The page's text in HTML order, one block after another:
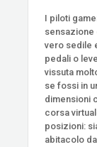
I piloti
sensazione
vero sedile
pedali o
vissuta
se fossi in
dimensioni
corsa
posizioni:
abitacolo